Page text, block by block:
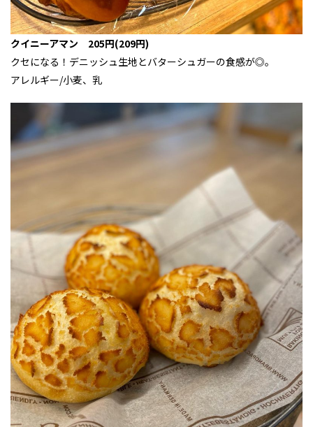
クイニーアマン 205円(209円)
クセになる！デニッシュ生地とバターシュガーの食感が◎。
アレルギー/小麦、乳